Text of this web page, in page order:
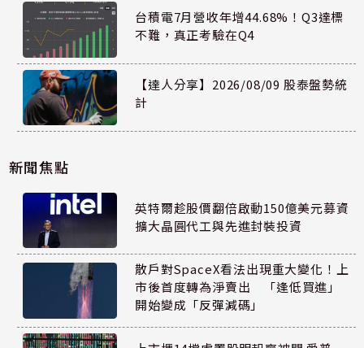
台積電7月營收年增44.68%！Q3達標
不難，真正考驗在Q4
【達人分享】2026/08/09 股泰盤勢統
計
新聞焦點
英特爾趁股價翻倍啟動150億美元募資
擴大晶圓代工與先進封裝投資
散戶對SpaceX看法出現重大變化！上
市後首度轉為淨賣出 「逢低買進」
開始變成「反彈減碼」